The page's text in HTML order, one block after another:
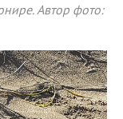
Автор фото: